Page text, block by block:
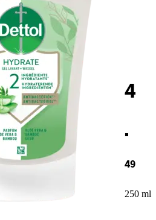
4
.
49
250 ml